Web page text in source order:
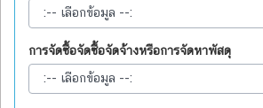
การจัดซื้อจัดซื้อจัดจ้างหรือการจัดหาพัสดุ